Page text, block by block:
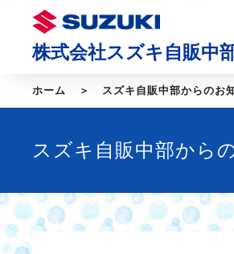
株式会社スズキ自販中
ホーム スズキ自販中部からのお
スズキ自販中部から